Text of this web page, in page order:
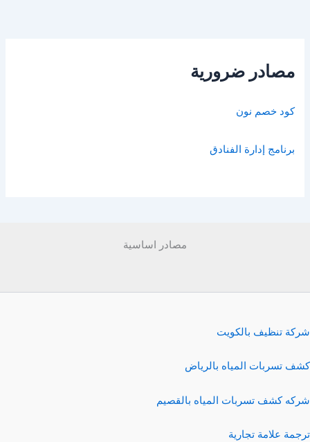
مصادر ضرورية
كود خصم نون
برنامج إدارة الفنادق
مصادر اساسية
شركة تنظيف بالكويت
كشف تسربات المياه بالرياض
شركه كشف تسربات المياه بالقصيم
ترجمة علامة تجارية